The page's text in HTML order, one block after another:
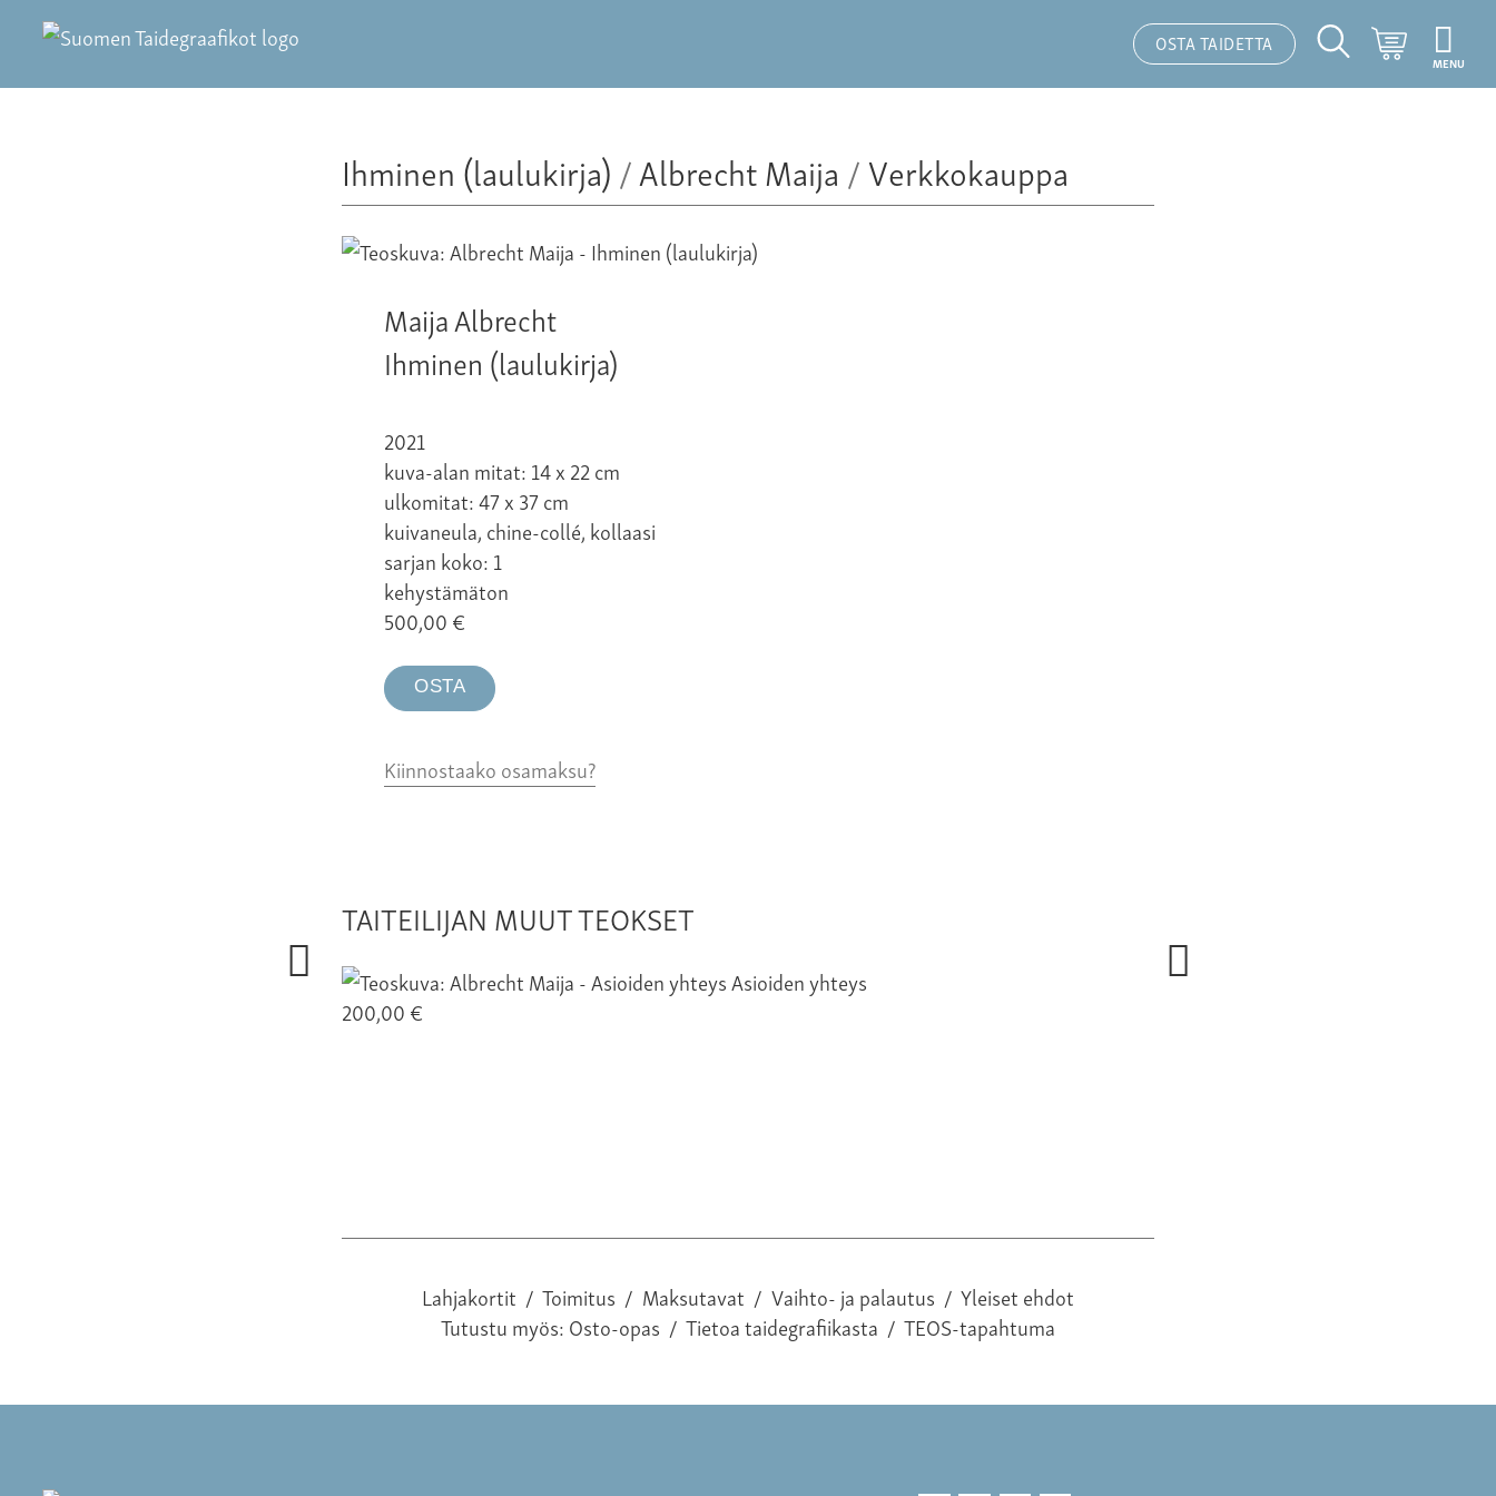
OSTA TAIDETTA
Hakutoiminto
Ostoskori
MENU
Ihminen (laulukirja)/Albrecht Maija /Verkkokauppa
Maija Albrecht
Ihminen (laulukirja)
2021
kuva-alan mitat: 14 x 22 cm
ulkomitat: 47 x 37 cm
kuivaneula, chine-collé, kollaasi
sarjan koko: 1
kehystämäton
500,00€
OSTA
Kiinnostaako osamaksu?
TAITEILIJAN MUUT TEOKSET
Asioiden yhteys
200,00 €
Lahjakortit / Toimitus / Maksutavat / Vaihto- ja palautus / Yleiset ehdot
Tutustu myös:Osto-opas / Tietoa taidegrafiikasta / TEOS-tapahtuma